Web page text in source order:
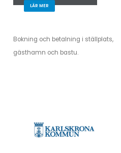
LÄR MER
Bokning och betalning i ställplats,
gästhamn och bastu.